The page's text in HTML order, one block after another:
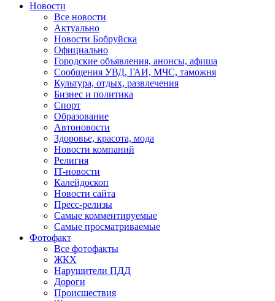
Новости
Все новости
Актуально
Новости Бобруйска
Официально
Городские объявления, анонсы, афиша
Сообщения УВД, ГАИ, МЧС, таможня
Культура, отдых, развлечения
Бизнес и политика
Спорт
Образование
Автоновости
Здоровье, красота, мода
Новости компаний
Религия
IT-новости
Калейдоскоп
Новости сайта
Пресс-релизы
Самые комментируемые
Самые просматриваемые
Фотофакт
Все фотофакты
ЖКХ
Нарушители ПДД
Дороги
Происшествия